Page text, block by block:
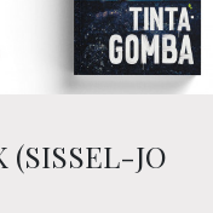
(SISSEL-JO